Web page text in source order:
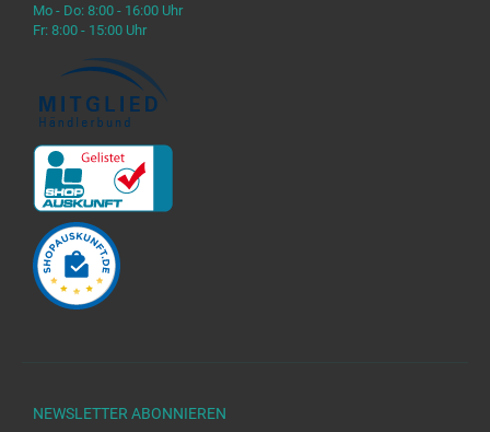
Mo - Do: 8:00 - 16:00 Uhr
Fr: 8:00 - 15:00 Uhr
NEWSLETTER ABONNIEREN